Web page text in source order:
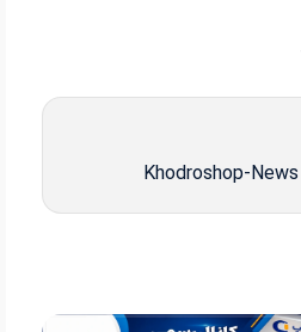
Khodroshop-News